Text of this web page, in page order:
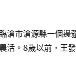
滄市滄源縣一個邊
活。8歲以前，王